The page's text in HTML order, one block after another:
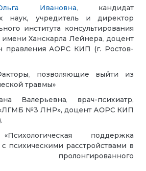
Ивановна, кандидат
наук, учредитель и директор
института консультирования
Ханскарла Лейнера, доцент
АОРС КИП (г. Ростов-
позволяющие выйти из
травмы»
Валерьевна, врач-психиатр,
«ЛГМБ №3 ЛНР», доцент АОРС КИП
поддержка
психическими расстройствами в
пролонгированного